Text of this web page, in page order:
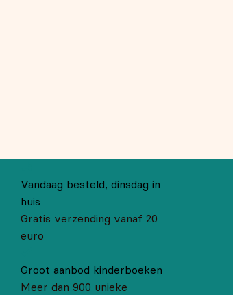
Vandaag besteld, dinsdag in
huis
Gratis verzending vanaf 20
euro
Groot aanbod kinderboeken
Meer dan 900 unieke